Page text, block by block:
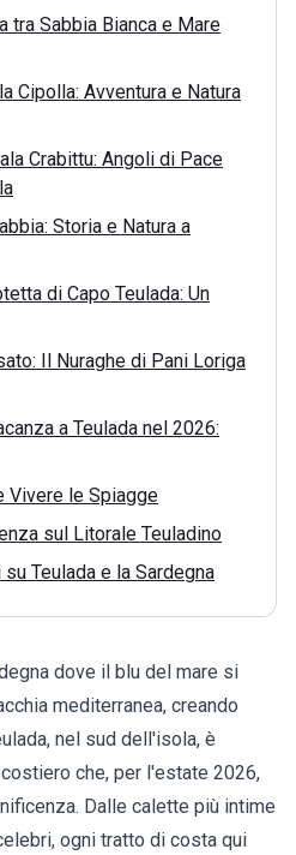
tra Sabbia Bianca e Mare
Cipolla: Avventura e Natura
Crabittu: Angoli di Pace
Storia e Natura a
di Capo Teulada: Un
Il Nuraghe di Pani Loriga
a Teulada nel 2026:
Vivere le Spiagge
sul Litorale Teuladino
Teulada e la Sardegna
dove il blu del mare si
mediterranea, creando
nel sud dell'isola, è
che, per l'estate 2026,
Dalle calette più intime
ogni tratto di costa qui